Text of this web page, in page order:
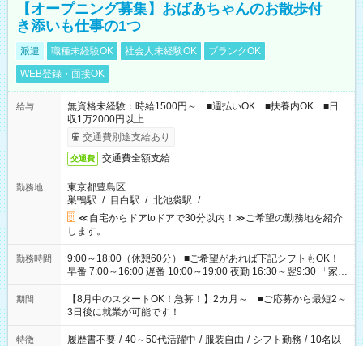
【オープニング募集】おばあちゃんのお散歩付
き添いも仕事の1つ
派遣 職種未経験OK 社会人未経験OK
ブランクOK
WEB登録・面接OK
給与
無資格未経験：時給1500円～ ■週払いOK ■扶養内OK ■日
収1万2000円以上
交通費別途支給あり
交通費 交通費全額支給
勤務地
東京都豊島区
巣鴨駅 / 目白駅 / 北池袋駅 / …
≪自宅からドアtoドアで30分以内！≫ご希望の勤務地を紹介
します。
勤務時間
9:00～18:00（休憩60分） ■ご希望があれば下記シフトもOK！
早番 7:00～16:00 遅番 10:00～19:00 夜勤 16:30～翌9:30 「家族
と休みを合わせたい」 「余裕を持って夕飯の準備がしたい」
「できれば残業はしたくない」 など、ご希望を教えてください
ね。 ※Wワーク希望の方へ 今ご覧のお仕事で希望する勤務時間
と、もう1つのお仕事の勤務時間。 合計で週40時間を超える場
合は応募できません。
期間
【8月中のスタートOK！急募！】2カ月～ ■ご応募から最短2～
3日後に就業が可能です！
特徴 履歴書不要 / 40～50代活躍中 / 服装自由 / シフト勤務 / 10名以